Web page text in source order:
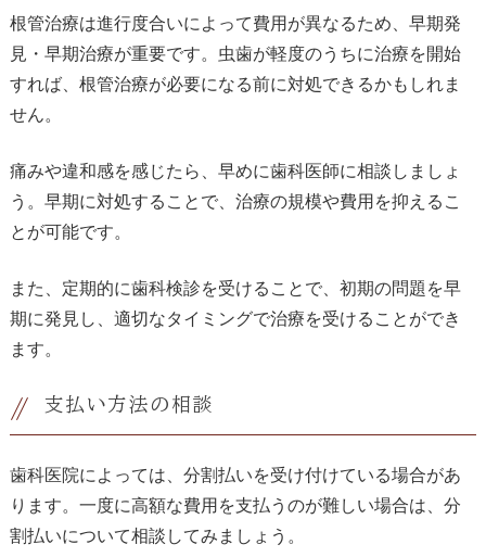
根管治療は進行度合いによって費用が異なるため、早期発
見・早期治療が重要です。虫歯が軽度のうちに治療を開始
すれば、根管治療が必要になる前に対処できるかもしれま
せん。
痛みや違和感を感じたら、早めに歯科医師に相談しましょ
う。早期に対処することで、治療の規模や費用を抑えるこ
とが可能です。
また、定期的に歯科検診を受けることで、初期の問題を早
期に発見し、適切なタイミングで治療を受けることができ
ます。
支払い方法の相談
歯科医院によっては、分割払いを受け付けている場合があ
ります。一度に高額な費用を支払うのが難しい場合は、分
割払いについて相談してみましょう。